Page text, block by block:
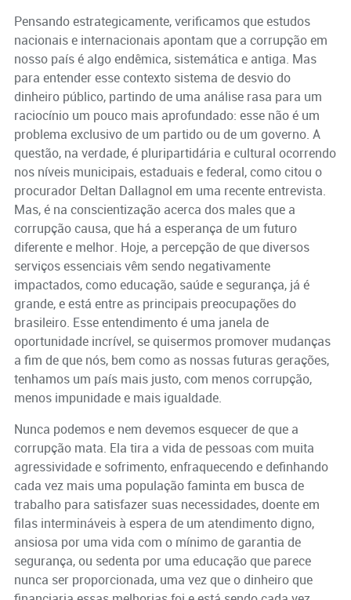
Pensando estrategicamente, verificamos que estudos
nacionais e internacionais apontam que a corrupção em
nosso país é algo endêmica, sistemática e antiga. Mas
para entender esse contexto sistema de desvio do
dinheiro público, partindo de uma análise rasa para um
raciocínio um pouco mais aprofundado: esse não é um
problema exclusivo de um partido ou de um governo. A
questão, na verdade, é pluripartidária e cultural ocorrendo
nos níveis municipais, estaduais e federal, como citou o
procurador Deltan Dallagnol em uma recente entrevista.
Mas, é na conscientização acerca dos males que a
corrupção causa, que há a esperança de um futuro
diferente e melhor. Hoje, a percepção de que diversos
serviços essenciais vêm sendo negativamente
impactados, como educação, saúde e segurança, já é
grande, e está entre as principais preocupações do
brasileiro. Esse entendimento é uma janela de
oportunidade incrível, se quisermos promover mudanças
a fim de que nós, bem como as nossas futuras gerações,
tenhamos um país mais justo, com menos corrupção,
menos impunidade e mais igualdade.
Nunca podemos e nem devemos esquecer de que a
corrupção mata. Ela tira a vida de pessoas com muita
agressividade e sofrimento, enfraquecendo e definhando
cada vez mais uma população faminta em busca de
trabalho para satisfazer suas necessidades, doente em
filas intermináveis à espera de um atendimento digno,
ansiosa por uma vida com o mínimo de garantia de
segurança, ou sedenta por uma educação que parece
nunca ser proporcionada, uma vez que o dinheiro que